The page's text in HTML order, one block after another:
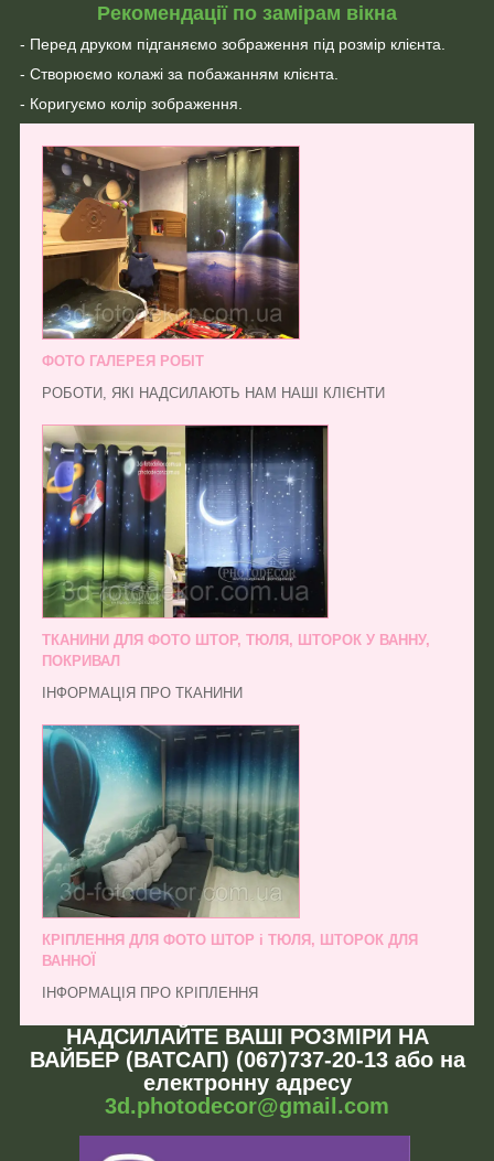
Рекомендації по замірам вікна
- Перед друком підганяємо зображення під розмір клієнта.
- Створюємо колажі за побажанням клієнта.
- Коригуємо колір зображення.
ФОТО ГАЛЕРЕЯ РОБІТ
РОБОТИ, ЯКІ НАДСИЛАЮТЬ НАМ НАШІ КЛІЄНТИ
ТКАНИНИ ДЛЯ ФОТО ШТОР, ТЮЛЯ, ШТОРОК У ВАННУ,
ПОКРИВАЛ
ІНФОРМАЦІЯ ПРО ТКАНИНИ
КРІПЛЕННЯ ДЛЯ ФОТО ШТОР і ТЮЛЯ, ШТОРОК ДЛЯ
ВАННОЇ
ІНФОРМАЦІЯ ПРО КРІПЛЕННЯ
НАДСИЛАЙТЕ ВАШІ РОЗМІРИ НА
ВАЙБЕР (ВАТСАП) (067)737-20-13 або на
електронну адресу
3d.photodecor@gmail.com